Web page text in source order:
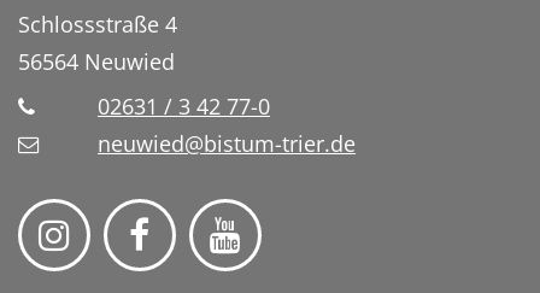
Schlossstraße 4
56564 Neuwied
02631 / 3 42 77-0
neuwied@bistum-trier.de